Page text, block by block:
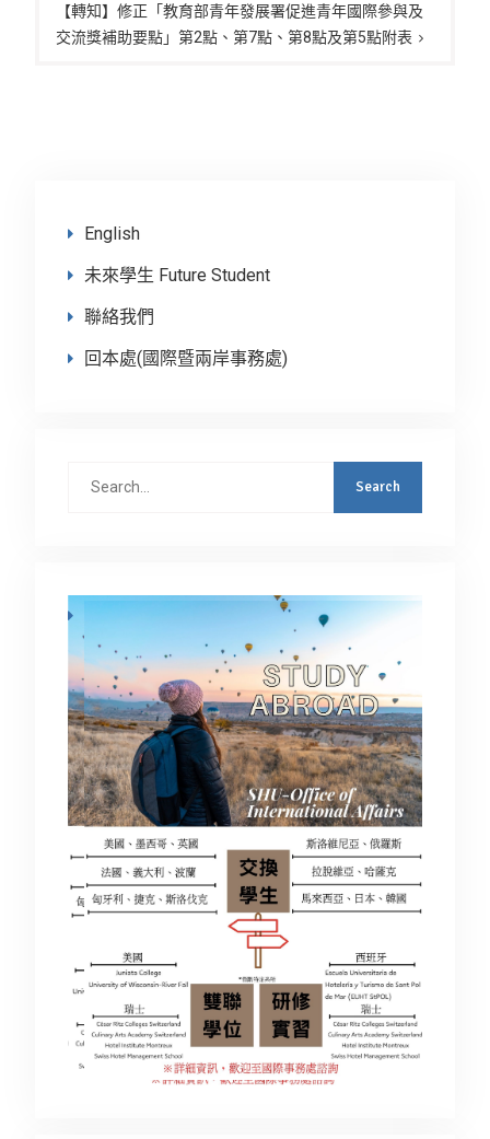
【轉知】修正「教育部青年發展署促進青年國際參與及
交流獎補助要點」第2點、第7點、第8點及第5點附表
English
未來學生 Future Student
聯絡我們
回本處(國際暨兩岸事務處)